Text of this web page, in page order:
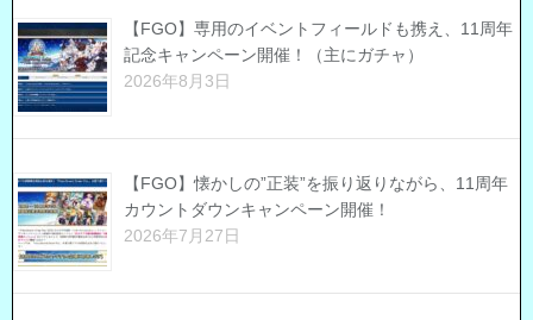
【FGO】専用のイベントフィールドも携え、11周年
記念キャンペーン開催！（主にガチャ）
2026年8月3日
【FGO】懐かしの”正装”を振り返りながら、11周年
カウントダウンキャンペーン開催！
2026年7月27日